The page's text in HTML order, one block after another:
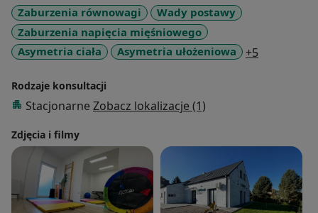
Zaburzenia równowagi
Wady postawy
Zaburzenia napięcia mięśniowego
Asymetria ciała
Asymetria ułożeniowa +5
Rodzaje konsultacji
Stacjonarne Zobacz lokalizacje (1)
Zdjęcia i filmy